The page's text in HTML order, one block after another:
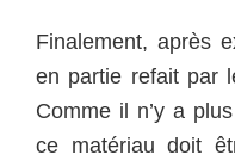
Finalement, après
en partie refait par
Comme il n’y a
ce matériau doit